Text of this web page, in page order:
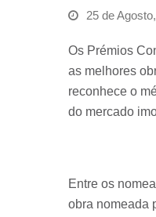
25 de
Os Prémios
as melhores
reconhece o
do mercado
Entre os
obra nomeada